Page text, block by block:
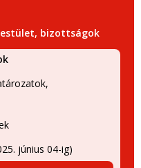
bizottságok
június 04-ig)